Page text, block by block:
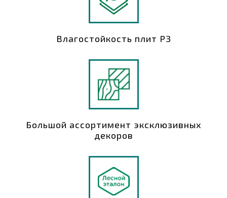
Влагостойкость плит P3
Большой ассортимент эксклюзивных
декоров